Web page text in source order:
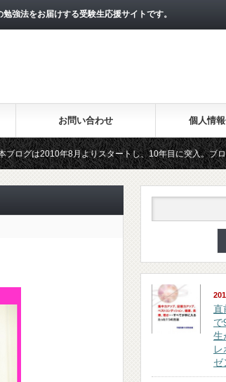
強法をお届けする受験生応援サイトです。
お問い合わせ 個人情
8月よりスタートし、10年目に突入。ブログのアクセ
タートした無料メールマガジン「勉強の集中力が10倍
直
で
生
レ
ゼ